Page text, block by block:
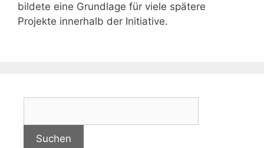
bildete eine Grundlage für viele spätere
Projekte innerhalb der Initiative.
u